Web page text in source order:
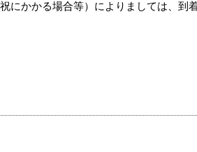
にかかる場合等）によりましては、到